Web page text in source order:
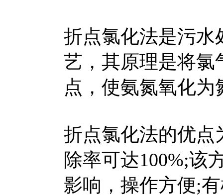
折点氯化法是污水
艺，其原理是将氯
点，使氨氮氧化
折点氯化法的优点
除率可达100%;该
影响，操作方便;